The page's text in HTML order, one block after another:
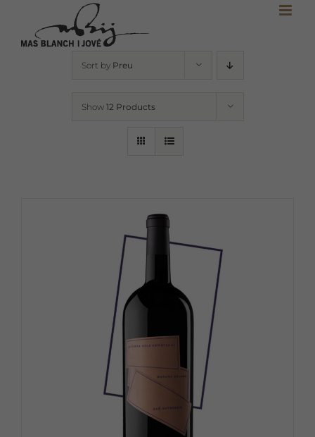
content
Sort by Preu
Show 12 Products